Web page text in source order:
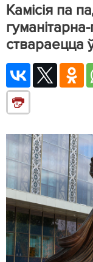
Камісія па
ствараецца